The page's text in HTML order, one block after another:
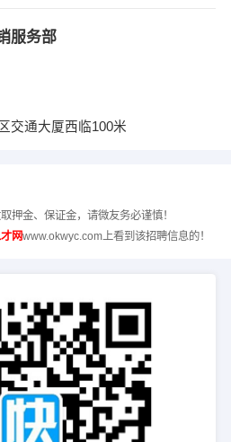
服务部
交通大厦西临100米
押金、保证金，请微友务必谨慎！
网www.okwyc.com上看到该招聘信息的！